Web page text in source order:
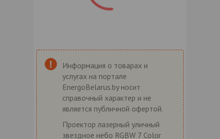
Информация о товарах и
услугах на портале
EnergoBelarus.by носит
справочный характер и не
является публичной офертой.
Проектор лазерный уличный
звездное небо RGBW 7 Color